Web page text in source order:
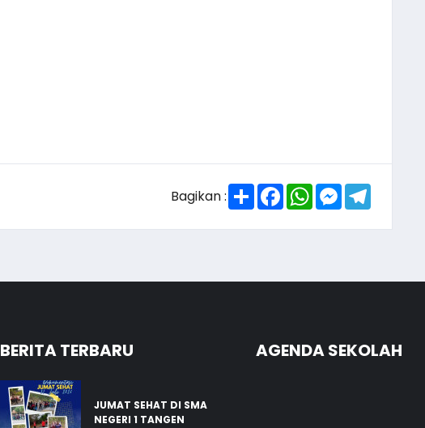
Bagikan : ShareFacebook
WhatsAppMessenger
Telegram
BERITA TERBARU
JUMAT SEHAT DI SMA
NEGERI 1 TANGEN
AGENDA SEKOLAH